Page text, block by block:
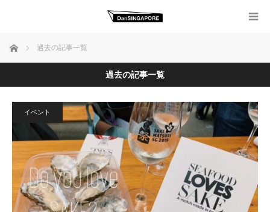
ホーム 過去の記事一覧
過去の記事一覧
イベント